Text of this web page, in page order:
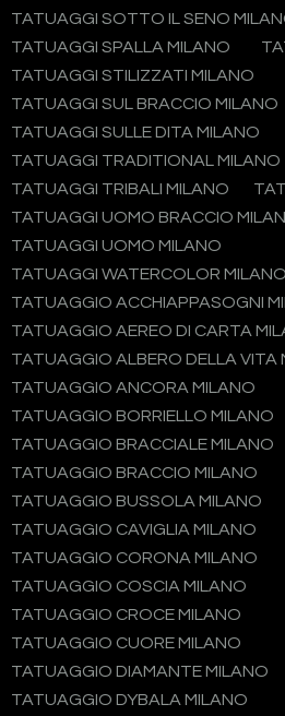
TATUAGGI SOTTO IL SENO
TATUAGGI SPALLA MILANO
TATUAGGI STILIZZATI MILANO
TATUAGGI SUL BRACCIO MILANO
TATUAGGI SULLE DITA MILANO
TATUAGGI TRADITIONAL MILANO
TATUAGGI TRIBALI MILANO
TATUAGGI UOMO BRACCIO
TATUAGGI UOMO MILANO
TATUAGGI WATERCOLOR MILANO
TATUAGGIO ACCHIAPPASOGNI
TATUAGGIO AEREO DI CARTA
TATUAGGIO ALBERO DELLA VITA
TATUAGGIO ANCORA MILANO
TATUAGGIO BORRIELLO MILANO
TATUAGGIO BRACCIALE MILANO
TATUAGGIO BRACCIO MILANO
TATUAGGIO BUSSOLA MILANO
TATUAGGIO CAVIGLIA MILANO
TATUAGGIO CORONA MILANO
TATUAGGIO COSCIA MILANO
TATUAGGIO CROCE MILANO
TATUAGGIO CUORE MILANO
TATUAGGIO DIAMANTE MILANO
TATUAGGIO DYBALA MILANO